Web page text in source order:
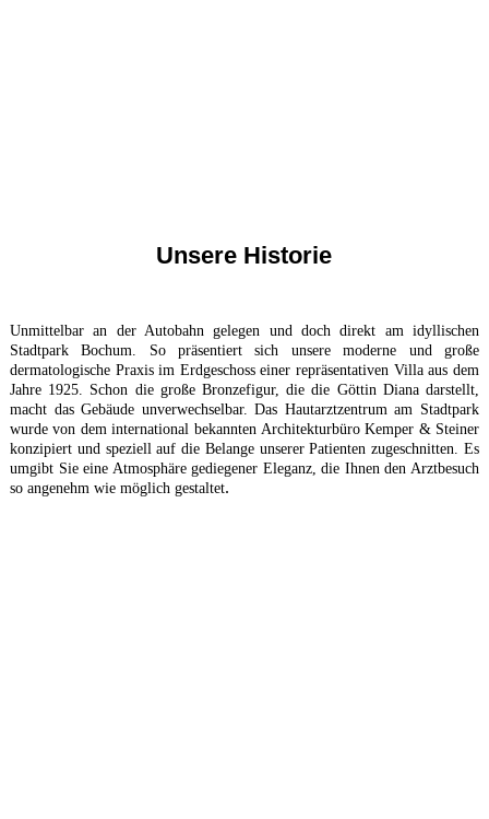
Unsere Historie
Unmittelbar an der Autobahn gelegen und doch direkt am idyllischen
Stadtpark Bochum. So präsentiert sich unsere moderne und große
dermatologische Praxis im Erdgeschoss einer repräsentativen Villa aus dem
Jahre 1925. Schon die große Bronzefigur, die die Göttin Diana darstellt,
macht das Gebäude unverwechselbar. Das Hautarztzentrum am Stadtpark
wurde von dem international bekannten Architekturbüro Kemper & Steiner
konzipiert und speziell auf die Belange unserer Patienten zugeschnitten. Es
umgibt Sie eine Atmosphäre gediegener Eleganz, die Ihnen den Arztbesuch
so angenehm wie möglich gestaltet.